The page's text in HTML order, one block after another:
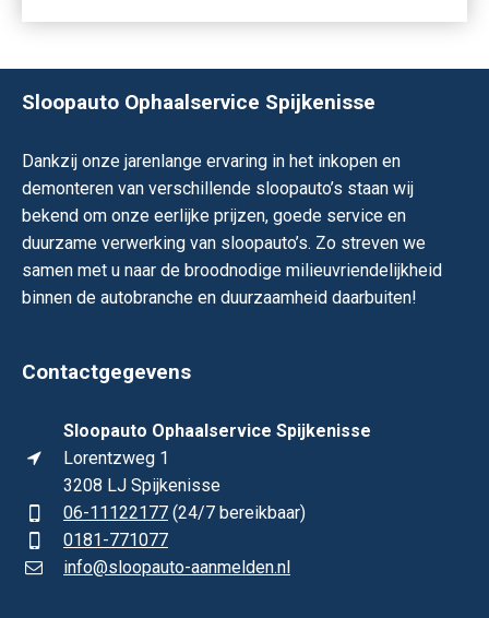
Sloopauto Ophaalservice Spijkenisse
Dankzij onze jarenlange ervaring in het inkopen en
demonteren van verschillende sloopauto’s staan wij
bekend om onze eerlijke prijzen, goede service en
duurzame verwerking van sloopauto’s. Zo streven we
samen met u naar de broodnodige milieuvriendelijkheid
binnen de autobranche en duurzaamheid daarbuiten!
Contactgegevens
Sloopauto Ophaalservice Spijkenisse
Lorentzweg 1
3208 LJ Spijkenisse
06-11122177 (24/7 bereikbaar)
0181-771077
info@sloopauto-aanmelden.nl